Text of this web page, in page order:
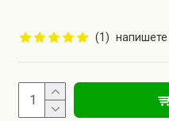
(1) напишете